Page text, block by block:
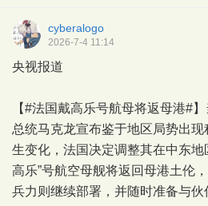
cyberalogo
2026-7-4 11:14
央视报道
【#法国戴高乐号航母将返母港#
总统马克龙宣布鉴于地区局势出
生变化，法国决定调整其在中东地
高乐”号航空母舰将返回母港土伦
兵力则继续部署，并随时准备与伙